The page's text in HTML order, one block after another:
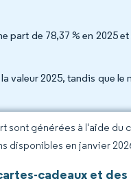
de 78,37 % en 2025
valeur 2025, tandis que
sont générées à l'aide
disponibles en janvier
cadeaux et